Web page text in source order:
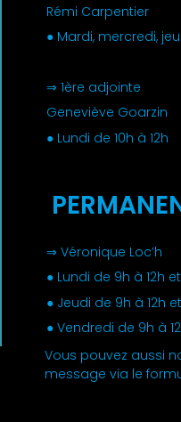
Rémi Carpentier
● Mardi, mercredi,
⇒ 1ère adjointe
Geneviève Goarzin
● Lundi de 10h à 12h
⇒ Véronique Loc’h
● Lundi de 9h à 12h
● Jeudi de 9h à 12h
● Vendredi de 9h à
Vous pouvez aussi
message via le